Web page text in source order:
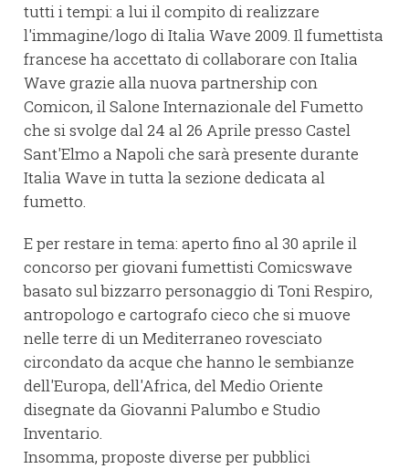
tutti i tempi: a lui il compito di realizzare
l'immagine/logo di Italia Wave 2009. Il fumettista
francese ha accettato di collaborare con Italia
Wave grazie alla nuova partnership con
Comicon, il Salone Internazionale del Fumetto
che si svolge dal 24 al 26 Aprile presso Castel
Sant'Elmo a Napoli che sarà presente durante
Italia Wave in tutta la sezione dedicata al
fumetto.
E per restare in tema: aperto fino al 30 aprile il
concorso per giovani fumettisti Comicswave
basato sul bizzarro personaggio di Toni Respiro,
antropologo e cartografo cieco che si muove
nelle terre di un Mediterraneo rovesciato
circondato da acque che hanno le sembianze
dell'Europa, dell'Africa, del Medio Oriente
disegnate da Giovanni Palumbo e Studio
Inventario.
Insomma, proposte diverse per pubblici